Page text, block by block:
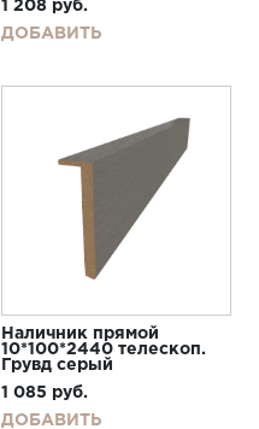
1 208 руб.
ДОБАВИТЬ
Наличник прямой
10*100*2440 телескоп.
Грувд серый
1 085 руб.
ДОБАВИТЬ